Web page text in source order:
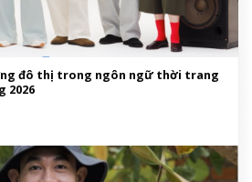
đô thị trong ngôn ngữ thời trang
2026